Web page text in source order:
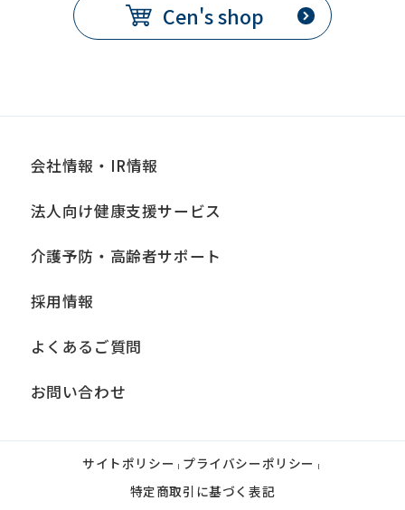
Cen's shop
会社情報・IR情報
法人向け健康支援サービス
介護予防・高齢者サポート
採用情報
よくあるご質問
お問い合わせ
サイトポリシー | プライバシーポリシー |
特定商取引に基づく表記